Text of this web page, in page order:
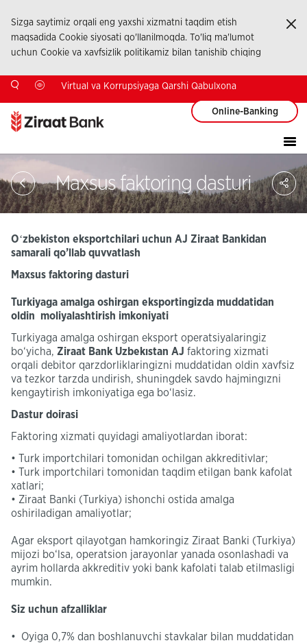
Sizga saytimiz orqali eng yaxshi xizmatni taqdim etish
maqsadida Cookie siyosati qo'llanilmoqda. To'liq ma'lumot
uchun Cookie va xavfsizlik politikamiz bilan tanishib chiqing
Virtual va Korrupsiyaga Qarshi Qabulxona
Online-Banking
Maxsus faktoring dasturi
Oʻzbekiston eksportchilari uchun AJ Ziraat Bankidan
samarali qo’llab quvvatlash
Maxsus faktoring dasturi
Turkiyaga amalga oshirgan eksportingizda muddatidan
oldin moliyalashtirish imkoniyati
Turkiyaga amalga oshirgan eksport operatsiyalaringiz
bo‘yicha, Ziraat Bank Uzbekıstan AJ faktoring xizmati
orqali debitor qarzdorliklaringizni muddatidan oldin xavfsiz
va tezkor tarzda undirish, shuningdek savdo hajmingızni
kengaytirish imkoniyatiga ega bo‘lasiz.
Dastur doirasi
Faktoring xizmati quyidagi amaliyotlardan iborat:
• Turk importchilari tomonidan ochilgan akkreditivlar;
• Turk importchilari tomonidan taqdim etilgan bank kafolat
xatlari;
• Ziraat Banki (Turkiya) ishonchi ostida amalga
oshiriladigan amaliyotlar;
Agar eksport qilayotgan hamkoringiz Ziraat Banki (Turkiya)
mijozi bo‘lsa, operatsion jarayonlar yanada osonlashadi va
ayrim hollarda akkreditiv yoki bank kafolati talab etilmasligi
mumkin.
Siz uchun afzalliklar
• Oyiga 0,7% dan boshlanuvchi stavkalar bilan muddatidan